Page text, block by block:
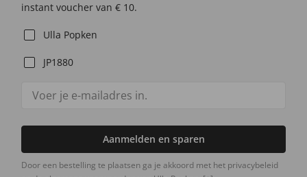
instant voucher van € 10.
Ulla Popken
JP1880
Aanmelden en sparen
Door een bestelling te plaatsen ga je akkoord met het privacybeleid